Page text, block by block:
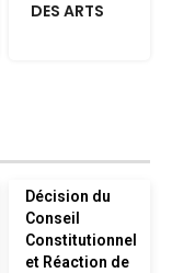
DES ARTS
Décision du
Conseil
Constitutionnel
et Réaction de